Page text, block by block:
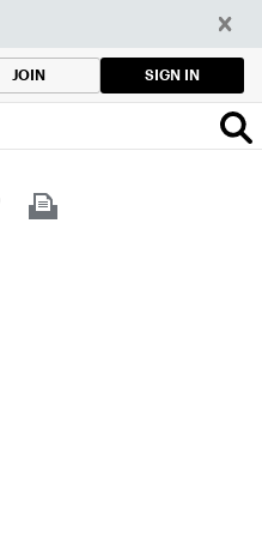
JOIN SIGN IN